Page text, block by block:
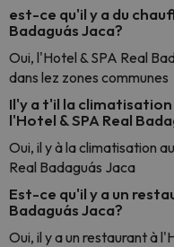
est-ce qu'il y a du
Badaguás Jaca?
Oui, l'Hotel & SPA Real
dans lez zones communes
Il'y a t'il la climatisation
l'Hotel & SPA Real
Oui, il y à la climatisation
Real Badaguás Jaca
Est-ce qu'il y a un
Badaguás Jaca?
Oui, il y a un restaurant à